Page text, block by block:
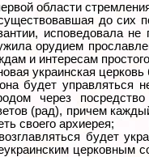
области
до сих
исповедовала
орудием
и интересам
украинская
будет управляться
через
(рад), причем
своего архиерея;
будет
церковным